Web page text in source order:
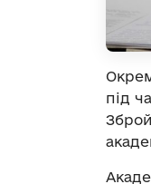
під